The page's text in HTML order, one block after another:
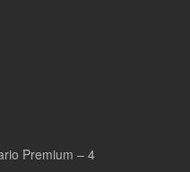
Premium – 4